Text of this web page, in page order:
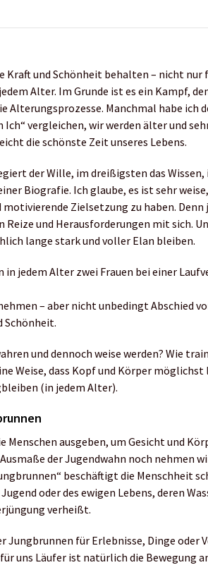
Kraft und Schönheit behalten – nicht nur
Alter. Im Grunde ist es ein Kampf,
Alterungsprozesse. Manchmal habe ich
vergleichen, wir werden älter und
die schönste Zeit unseres Lebens.
der Wille, im dreißigsten das
Biografie. Ich glaube, es ist sehr
Zielsetzung zu haben. Denn
und Herausforderungen mit sich.
lange stark und voller Elan bleiben.
– aber nicht unbedingt Abschied
Schönheit.
und dennoch weise werden? Wie
Weise, dass Kopf und Körper
(in jedem Alter).
Menschen ausgeben, um Gesicht und
der Jugendwahn noch nehmen
beschäftigt die Menschheit
oder des ewigen Lebens, deren
verheißt.
Jungbrunnen für Erlebnisse, Dinge oder
uns Läufer ist natürlich die Bewegung